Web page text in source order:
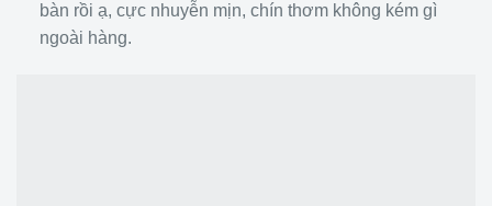
bàn rồi ạ, cực nhuyễn mịn, chín thơm không kém gì
ngoài hàng.